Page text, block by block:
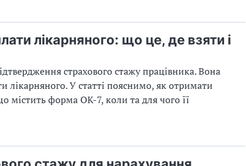
лікарняного: що це, де взяти і
страхового стажу працівника. Вона
лікарняного. У статті пояснимо, як отримати
містить форма ОК-7, коли та для чого її